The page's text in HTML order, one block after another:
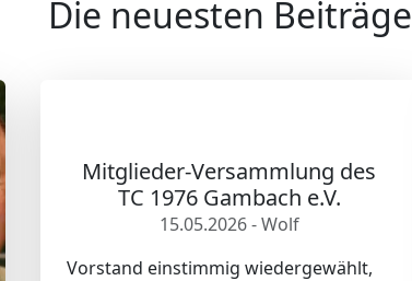
Die neuesten Beiträge
Mitglieder-Versammlung des
TC 1976 Gambach e.V.
15.05.2026 - Wolf
Vorstand einstimmig wiedergewählt,